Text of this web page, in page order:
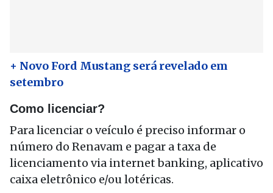
+ Novo Ford Mustang será revelado em
setembro
Como licenciar?
Para licenciar o veículo é preciso informar o
número do Renavam e pagar a taxa de
licenciamento via internet banking, aplicativo
caixa eletrônico e/ou lotéricas.